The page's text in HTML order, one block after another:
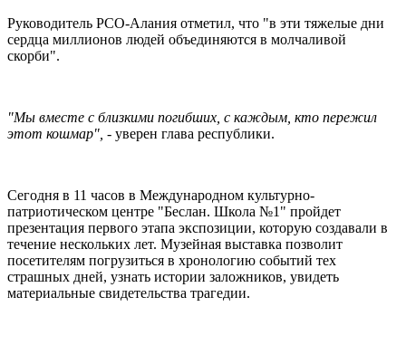
Руководитель РСО-Алания отметил, что "в эти тяжелые дни
сердца миллионов людей объединяются в молчаливой
скорби".
"Мы вместе с близкими погибших, с каждым, кто пережил
этот кошмар", - уверен глава республики.
Сегодня в 11 часов в Международном культурно-
патриотическом центре "Беслан. Школа №1" пройдет
презентация первого этапа экспозиции, которую создавали в
течение нескольких лет. Музейная выставка позволит
посетителям погрузиться в хронологию событий тех
страшных дней, узнать истории заложников, увидеть
материальные свидетельства трагедии.